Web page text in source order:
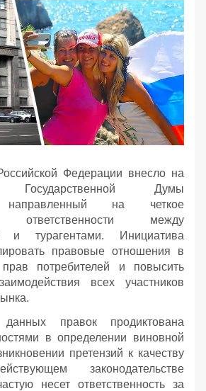
Федерации внесло на
Государственной Думы
направленный на четкое
ответственности между
и турагентами. Инициатива
правовые отношения в
потребителей и повысить
всех участников
данных правок продиктована
в определении виновной
претензий к качеству
законодательстве
несет ответственность за